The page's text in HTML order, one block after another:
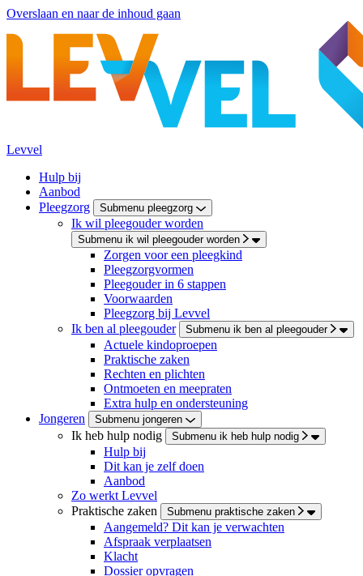
Overslaan en naar de inhoud gaan
Levvel
Hulp bij
Aanbod
Pleegzorg
Submenu pleegzorg
Ik wil pleegouder worden
Submenu ik wil pleegouder worden
Zorgen voor een pleegkind
Pleegzorgvormen
Pleegouder in 6 stappen
Voorwaarden
Pleegzorg bij Levvel
Ik ben al pleegouder
Submenu ik ben al pleegouder
Actuele kindoproepen
Praktische zaken
Rechten en plichten
Ontmoeten en meepraten
Extra hulp en ondersteuning
Jongeren
Submenu jongeren
Ik heb hulp nodig Submenu ik heb hulp nodig
Hulp bij
Dit kan je zelf doen
Aanbod
Zo werkt Levvel
Praktische zaken
Submenu praktische zaken
Aangemeld? Dit kan je verwachten
Afspraak verplaatsen
Klacht
Dossier opvragen